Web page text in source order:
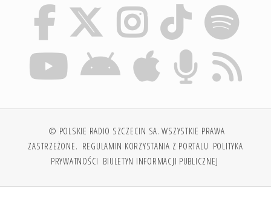
© POLSKIE RADIO SZCZECIN SA. WSZYSTKIE PRAWA
ZASTRZEŻONE. REGULAMIN KORZYSTANIA Z PORTALU POLITYKA
PRYWATNOŚCI BIULETYN INFORMACJI PUBLICZNEJ